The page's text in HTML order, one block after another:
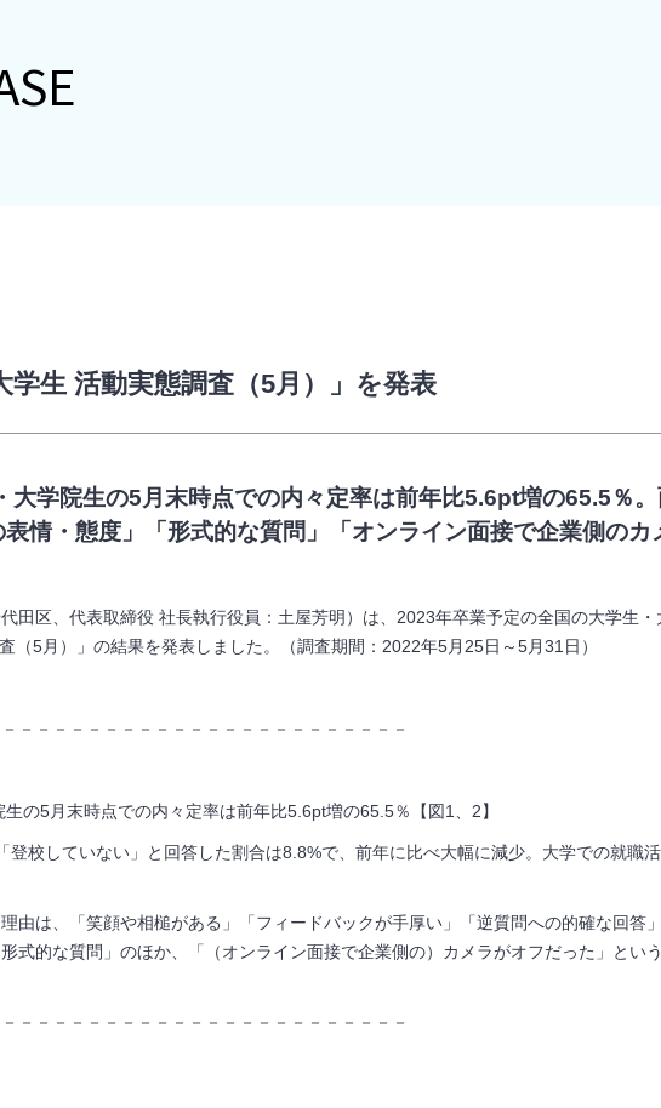
学生 活動実態調査（5月）」を発表
大学院生の5月末時点での内々定率は前年比5.6pt増の65.5％
情・態度」「形式的な質問」「オンライン面接で企業側の
田区、代表取締役 社長執行役員：土屋芳明）は、2023年卒業予定の全国の大学生
（5月）」の結果を発表しました。（調査期間：2022年5月25日～5月31日）
－－－－－－－－－－－－－－－－－－－－－－－
の5月末時点での内々定率は前年比5.6pt増の65.5％【図1、2】
登校していない」と回答した割合は8.8%で、前年に比べ大幅に減少。大学での就職
由は、「笑顔や相槌がある」「フィードバックが手厚い」「逆質問への的確な回答
式的な質問」のほか、「（オンライン面接で企業側の）カメラがオフだった」とい
－－－－－－－－－－－－－－－－－－－－－－－